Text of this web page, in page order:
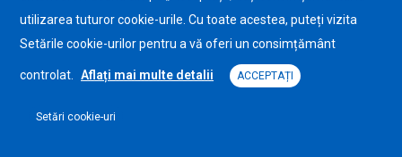
utilizarea tuturor cookie-urile. Cu toate acestea, puteți vizita
Setările cookie-urilor pentru a vă oferi un consimțământ
controlat. Aflați mai multe detalii ACCEPTAȚI
Setări cookie-uri